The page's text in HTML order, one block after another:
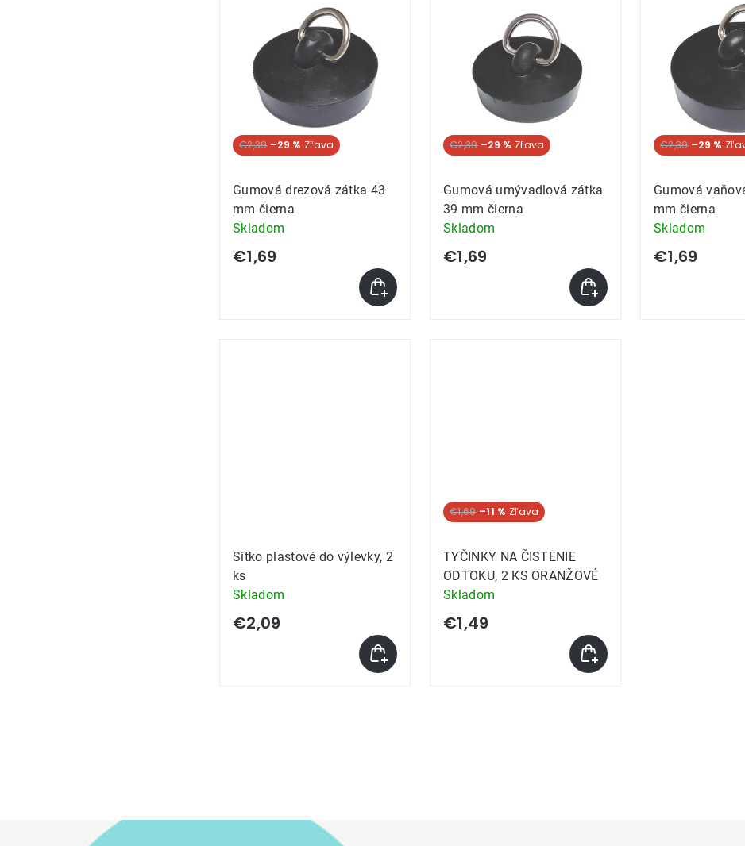
produktov
€2,39 –29 %
Gumová drezová zátka 43
mm čierna
Skladom
€1,69
€2,39 –29 %
Gumová umývadlová zátka
39 mm čierna
Skladom
€1,69
€2,39 –29 %
Gumová
mm čierna
Skladom
€1,69
Sitko plastové do výlevky, 2
ks
Skladom
€2,09
€1,69 –11 %
TYČINKY NA ČISTENIE
ODTOKU, 2 KS ORANŽOVÉ
Skladom
€1,49